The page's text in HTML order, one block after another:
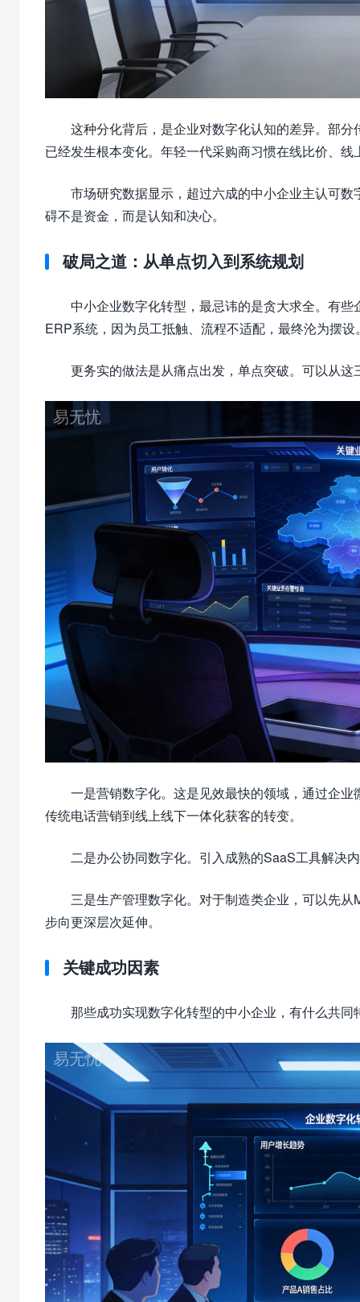
这种分化背后，是企业对数字化认知的差异。部
已经发生根本变化。年轻一代采购商习惯在线比价、
市场研究数据显示，超过六成的中小企业主认可
碍不是资金，而是认知和决心。
破局之道：从单点切入到系统规划
中小企业数字化转型，最忌讳的是贪大求全。有些
ERP系统，因为员工抵触、流程不适配，最终沦为摆设
更务实的做法是从痛点出发，单点突破。可以从这
一是营销数字化。这是见效最快的领域，通过企
传统电话营销到线上线下一体化获客的转变。
二是办公协同数字化。引入成熟的SaaS工具解决
三是生产管理数字化。对于制造类企业，可以先
步向更深层次延伸。
关键成功因素
那些成功实现数字化转型的中小企业，有什么共同